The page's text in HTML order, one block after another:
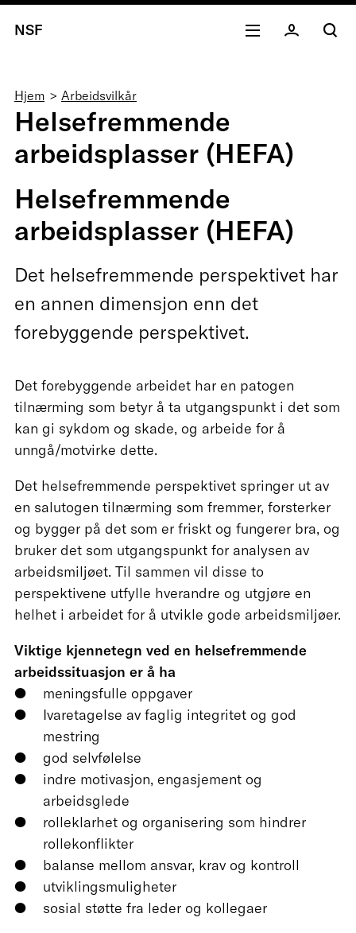
NSF
Navigasjonssti
Hjem Arbeidsvilkår
Helsefremmende
arbeidsplasser (HEFA)
Helsefremmende
arbeidsplasser (HEFA)
Det helsefremmende perspektivet har
en annen dimensjon enn det
forebyggende perspektivet.
Det forebyggende arbeidet har en patogen
tilnærming som betyr å ta utgangspunkt i det som
kan gi sykdom og skade, og arbeide for å
unngå/motvirke dette.
Det helsefremmende perspektivet springer ut av
en salutogen tilnærming som fremmer, forsterker
og bygger på det som er friskt og fungerer bra, og
bruker det som utgangspunkt for analysen av
arbeidsmiljøet. Til sammen vil disse to
perspektivene utfylle hverandre og utgjøre en
helhet i arbeidet for å utvikle gode arbeidsmiljøer.
Viktige kjennetegn ved en helsefremmende
arbeidssituasjon er å ha
meningsfulle oppgaver
Ivaretagelse av faglig integritet og god
mestring
god selvfølelse
indre motivasjon, engasjement og
arbeidsglede
rolleklarhet og organisering som hindrer
rollekonflikter
balanse mellom ansvar, krav og kontroll
utviklingsmuligheter
sosial støtte fra leder og kollegaer